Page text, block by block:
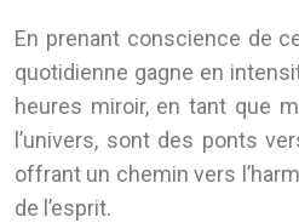
En prenant conscience de
quotidienne gagne en
heures miroir, en tant que
l’univers, sont des ponts
offrant un chemin vers
de l’esprit.